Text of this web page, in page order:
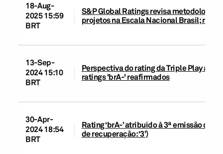
18-Aug-
2025 15:59
BRT
S&P Global Ratings revisa
projetos na Escala Nacional Brasil;
13-Sep-
2024 15:10
BRT
Perspectiva do rating da Triple Play
ratings 'brA-' reafirmados
30-Apr-
2024 18:54
BRT
Rating ‘brA-’ atribuído à 3ª emissão de
de recuperação: ‘3’)